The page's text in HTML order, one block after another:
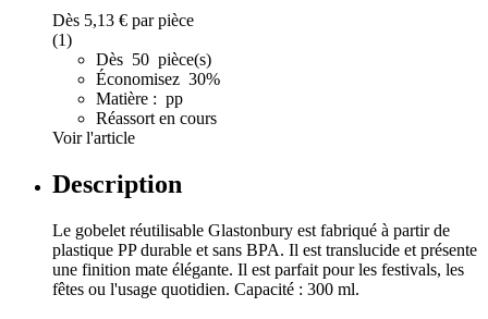
Dès 5,13 € par pièce
(1)
Dès 50 pièce(s)
Économisez 30%
Matière : pp
Réassort en cours
Voir l'article
Description
Le gobelet réutilisable Glastonbury est fabriqué à partir de
plastique PP durable et sans BPA. Il est translucide et présente
une finition mate élégante. Il est parfait pour les festivals, les
fêtes ou l'usage quotidien. Capacité : 300 ml.